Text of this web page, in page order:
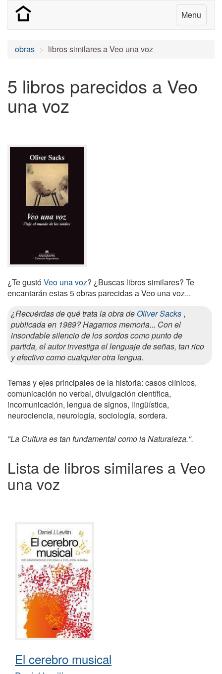
Menu
obras libros similares a Veo una voz
5 libros parecidos a Veo
una voz
¿Te gustóVeo una voz? ¿Buscas libros similares? Te
encantarán estas 5 obras parecidas a Veo una voz...
¿Recuérdas de qué trata la obra de Oliver Sacks ,
publicada en 1989? Hagamos memoria... Con el
insondable silencio de los sordos como punto de
partida, el autor investiga el lenguaje de señas, tan rico
y efectivo como cualquier otra lengua.
Temas y ejes principales de la historia: casos clínicos,
comunicación no verbal, divulgación científica,
incomunicación, lengua de signos, lingüística,
neurociencia, neurología, sociología, sordera.
"La Cultura es tan fundamental como la Naturaleza.".
Lista de libros similares a Veo
una voz
El cerebro musical